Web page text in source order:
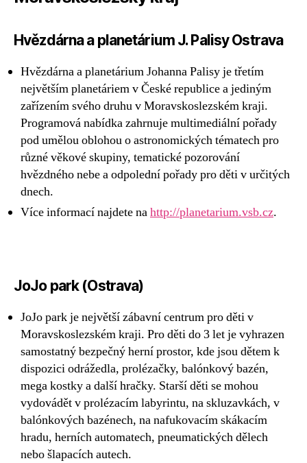
Hvězdárna a planetárium J. Palisy Ostrava
Hvězdárna a planetárium Johanna Palisy je třetím
největším planetáriem v České republice a jediným
zařízením svého druhu v Moravskoslezském kraji.
Programová nabídka zahrnuje multimediální pořady
pod umělou oblohou o astronomických tématech pro
různé věkové skupiny, tematické pozorování
hvězdného nebe a odpolední pořady pro děti v určitých
dnech.
Více informací najdete nahttp://planetarium.vsb.cz.
JoJo park (Ostrava)
JoJo park je největší zábavní centrum pro děti v
Moravskoslezském kraji. Pro děti do 3 let je vyhrazen
samostatný bezpečný herní prostor, kde jsou dětem k
dispozici odrážedla, prolézačky, balónkový bazén,
mega kostky a další hračky. Starší děti se mohou
vydovádět v prolézacím labyrintu, na skluzavkách, v
balónkových bazénech, na nafukovacím skákacím
hradu, herních automatech, pneumatických dělech
nebo šlapacích autech.